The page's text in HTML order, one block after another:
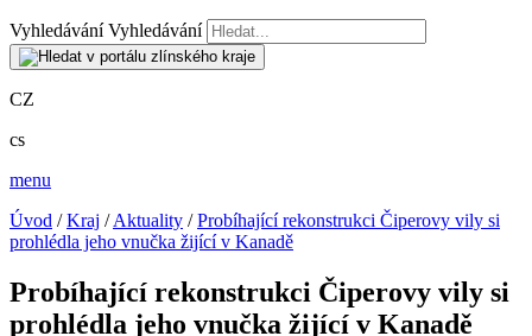
Vyhledávání Vyhledávání
CZ
cs
menu
Úvod /Kraj /Aktuality /Probíhající rekonstrukci Čiperovy vily si
prohlédla jeho vnučka žijící v Kanadě
Probíhající rekonstrukci Čiperovy vily si
prohlédla jeho vnučka žijící v Kanadě